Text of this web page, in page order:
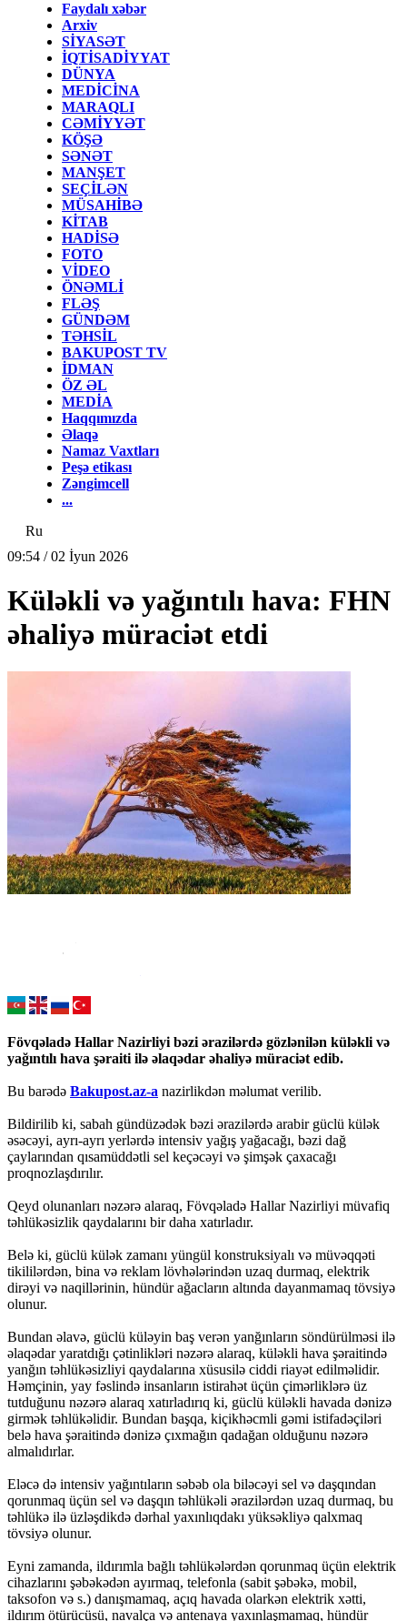
Faydalı xəbər
Arxiv
SİYASƏT
İQTİSADİYYAT
DÜNYA
MEDİCİNA
MARAQLI
CƏMİYYƏT
KÖŞƏ
SƏNƏT
MANŞET
SEÇİLƏN
MÜSAHİBƏ
KİTAB
HADİSƏ
FOTO
VİDEO
ÖNƏMLİ
FLƏŞ
GÜNDƏM
TƏHSİL
BAKUPOST TV
İDMAN
ÖZ ƏL
MEDİA
Haqqımızda
Əlaqə
Namaz Vaxtları
Peşə etikası
Zəngimcell
...
Ru
09:54 / 02 İyun 2026
Küləkli və yağıntılı hava: FHN
əhaliyə müraciət etdi
Fövqəladə Hallar Nazirliyi bəzi ərazilərdə gözlənilən küləkli və
yağıntılı hava şəraiti ilə əlaqədar əhaliyə müraciət edib.
Bu barədə Bakupost.az-a nazirlikdən məlumat verilib.
Bildirilib ki, sabah gündüzədək bəzi ərazilərdə arabir güclü külək
əsəcəyi, ayrı-ayrı yerlərdə intensiv yağış yağacağı, bəzi dağ
çaylarından qısamüddətli sel keçəcəyi və şimşək çaxacağı
proqnozlaşdırılır.
Qeyd olunanları nəzərə alaraq, Fövqəladə Hallar Nazirliyi müvafiq
təhlükəsizlik qaydalarını bir daha xatırladır.
Belə ki, güclü külək zamanı yüngül konstruksiyalı və müvəqqəti
tikililərdən, bina və reklam lövhələrindən uzaq durmaq, elektrik
dirəyi və naqillərinin, hündür ağacların altında dayanmamaq tövsiyə
olunur.
Bundan əlavə, güclü küləyin baş verən yanğınların söndürülməsi ilə
əlaqədar yaratdığı çətinlikləri nəzərə alaraq, küləkli hava şəraitində
yanğın təhlükəsizliyi qaydalarına xüsusilə ciddi riayət edilməlidir.
Həmçinin, yay fəslində insanların istirahət üçün çimərliklərə üz
tutduğunu nəzərə alaraq xatırladırıq ki, güclü küləkli havada dənizə
girmək təhlükəlidir. Bundan başqa, kiçikhəcmli gəmi istifadəçiləri
belə hava şəraitində dənizə çıxmağın qadağan olduğunu nəzərə
almalıdırlar.
Eləcə də intensiv yağıntıların səbəb ola biləcəyi sel və daşqından
qorunmaq üçün sel və daşqın təhlükəli ərazilərdən uzaq durmaq, bu
təhlükə ilə üzləşdikdə dərhal yaxınlıqdakı yüksəkliyə qalxmaq
tövsiyə olunur.
Eyni zamanda, ildırımla bağlı təhlükələrdən qorunmaq üçün elektrik
cihazlarını şəbəkədən ayırmaq, telefonla (sabit şəbəkə, mobil,
taksofon və s.) danışmamaq, açıq havada olarkən elektrik xətti,
ildırım ötürücüsü, navalça və antenaya yaxınlaşmamaq, hündür